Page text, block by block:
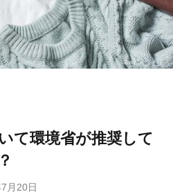
て環境省が推奨して
月20日